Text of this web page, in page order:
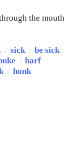
the mouth
/ sick / be sick
/ barf
/ honk